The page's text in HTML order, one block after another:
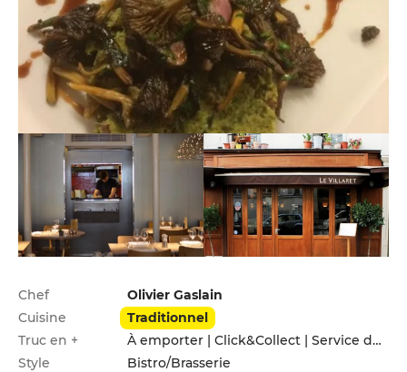
Infos pratiques
Chef
Olivier Gaslain
Cuisine
Traditionnel
Truc en +
À emporter | Click&Collect | Service de livraison
Style
Bistro/Brasserie